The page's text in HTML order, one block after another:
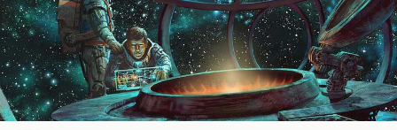
удачливый, хотя до сих пор он не
экранизирован, и это очень жаль. Я уверен, что
это в довольно близком времени произойдет,
потому что актуальность этой книги только
возрастает с годами.
«Остров Крым» ― это самый известный, самый…